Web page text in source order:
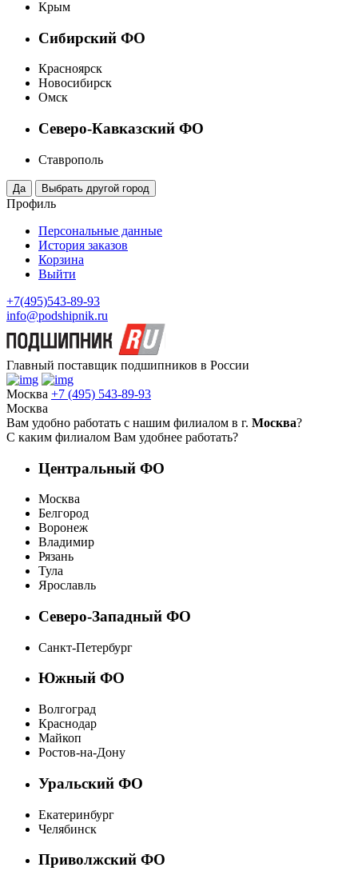
Крым
Сибирский ФО
Красноярск
Новосибирск
Омск
Северо-Кавказский ФО
Ставрополь
Профиль
Персональные данные
История заказов
Корзина
Выйти
+7(495)543-89-93
info@podshipnik.ru
Главный поставщик подшипников в России
Москва +7 (495) 543-89-93
Москва
Вам удобно работать с нашим филиалом в г. Москва?
С каким филиалом Вам удобнее работать?
Центральный ФО
Москва
Белгород
Воронеж
Владимир
Рязань
Тула
Ярославль
Северо-Западный ФО
Санкт-Петербург
Южный ФО
Волгоград
Краснодар
Майкоп
Ростов-на-Дону
Уральский ФО
Екатеринбург
Челябинск
Приволжский ФО